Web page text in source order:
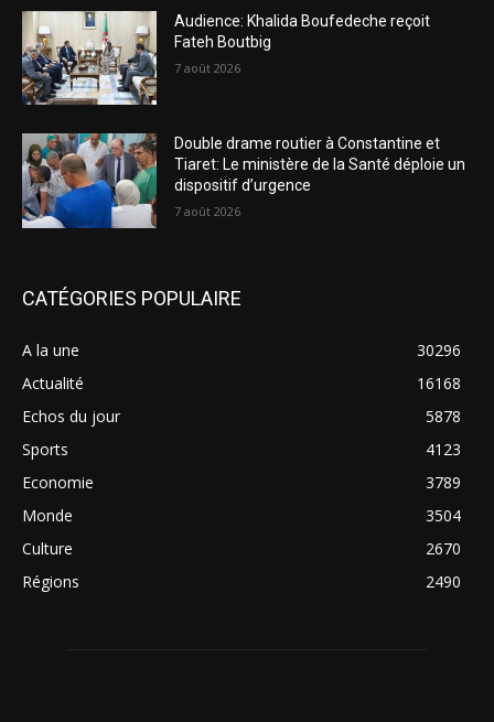
Audience: Khalida Boufedeche reçoit
Fateh Boutbig
7 août 2026
Double drame routier à Constantine et
Tiaret: Le ministère de la Santé déploie un
dispositif d’urgence
7 août 2026
CATÉGORIES POPULAIRE
A la une
30296
Actualité
16168
Echos du jour
5878
Sports
4123
Economie
3789
Monde
3504
Culture
2670
Régions
2490